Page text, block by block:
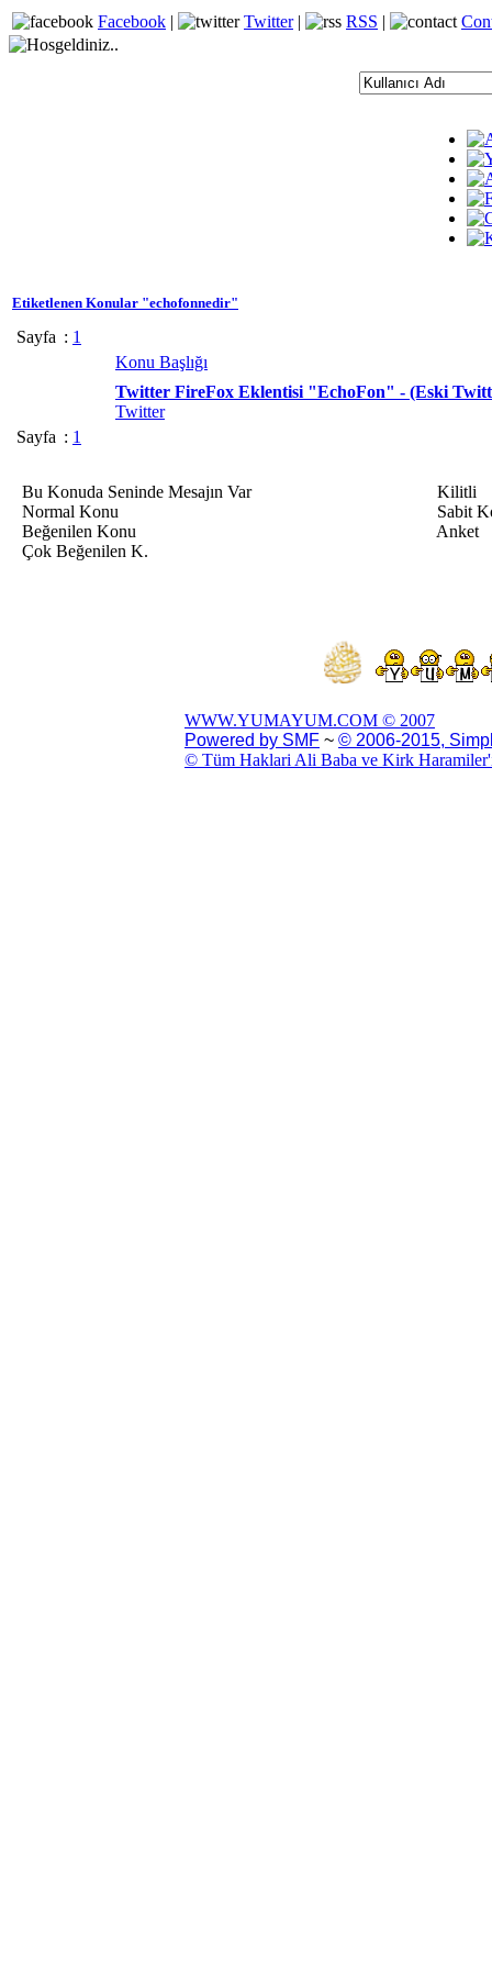
Facebook | Twitter| RSS |
Etiketlenen Konular "echofonnedir"
Sayfa : 1
Konu Başlığı
Twitter FireFox Eklentisi "EchoFon" - (Eski
Twitter
Sayfa : 1
Bu Konuda Seninde Mesajın Var
Normal Konu
Beğenilen Konu
Çok Beğenilen K.
Kilitli
Sabit
Anket
WWW.YUMAYUM.COM © 2007
Powered by SMF ~ © 2006-2015,
© Tüm Haklari Ali Baba ve Kirk